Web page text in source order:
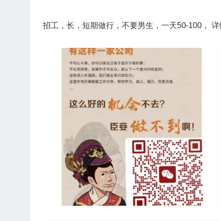
招工，长，短期做行，不要男生，一天50-100，